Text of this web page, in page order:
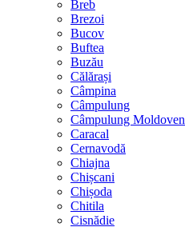
Breb
Brezoi
Bucov
Buftea
Buzău
Călărași
Câmpina
Câmpulung
Câmpulung
Caracal
Cernavodă
Chiajna
Chișcani
Chișoda
Chitila
Cisnădie